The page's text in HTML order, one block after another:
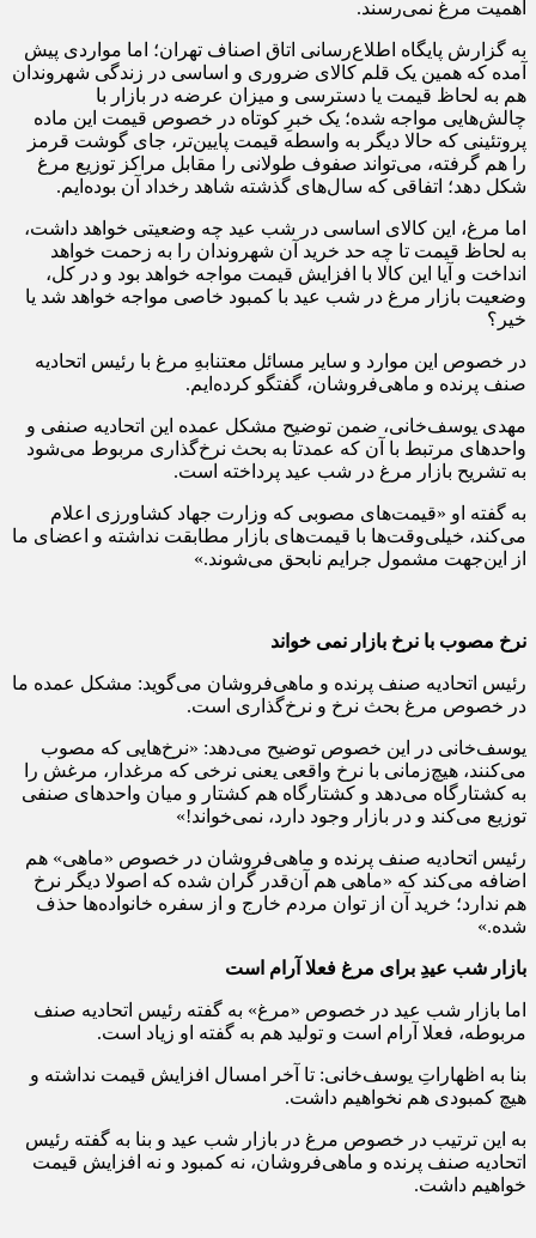
اهمیت مرغ نمی‌رسند.
به گزارش پایگاه اطلاع‌رسانی اتاق اصناف تهران؛ اما مواردی پیش
آمده که همین یک قلم کالای ضروری و اساسی در زندگی شهروندان
هم به لحاظ قیمت یا دسترسی و میزان عرضه در بازار با
چالش‌هایی مواجه شده؛ یک خبرِ کوتاه در خصوص قیمت این ماده
پروتئینی که حالا دیگر به واسطه قیمت پایین‌تر، جای گوشت قرمز
را هم گرفته، می‌تواند صفوف طولانی را مقابل مراکز توزیع مرغ
شکل دهد؛ اتفاقی که سال‌های گذشته شاهد رخداد آن بوده‌ایم.
اما مرغ، این کالای اساسی در شب عید چه وضعیتی خواهد داشت،
به لحاظ قیمت تا چه‌ حد خرید آن شهروندان را به زحمت خواهد
انداخت و آیا این کالا با افزایش قیمت مواجه خواهد بود و در کل،
وضعیت بازار مرغ در شب عید با کمبود خاصی مواجه خواهد شد یا
خیر؟
در خصوص این موارد و سایر مسائل معتنابهِ مرغ با رئیس اتحادیه
صنف پرنده و ماهی‌فروشان، گفتگو کرده‌ایم.
مهدی یوسف‌خانی، ضمن توضیح مشکل عمده این اتحادیه صنفی و
واحدهای مرتبط با آن که عمدتا به بحث نرخ‌گذاری مربوط می‌شود
به تشریح بازار مرغ در شب عید پرداخته است.
به گفته او «قیمت‌های مصوبی که وزارت جهاد کشاورزی اعلام
می‌کند، خیلی‌وقت‌ها با قیمت‌های بازار مطابقت نداشته و اعضای ما
از این‌جهت مشمول جرایم نابحق می‌شوند.»
نرخ‌ مصوب با نرخ‌ بازار نمی خواند
رئیس اتحادیه صنف پرنده و ماهی‌فروشان می‌گوید: مشکل عمده ما
در خصوص مرغ بحث نرخ و نرخ‌گذاری است.
یوسف‌خانی در این خصوص توضیح می‌دهد: «نرخ‌هایی که مصوب
می‌کنند، هیچ‌زمانی با نرخ واقعی یعنی نرخی که مرغدار، مرغش را
به کشتارگاه می‌دهد و کشتارگاه هم کشتار و میان واحدهای صنفی
توزیع می‌کند و در بازار وجود دارد، نمی‌خواند!»
رئیس اتحادیه صنف پرنده و ماهی‌فروشان در خصوص «ماهی» هم
اضافه می‌کند که «ماهی هم آن‌قدر گران شده که اصولا دیگر نرخ
هم ندارد؛ خرید آن از توان مردم خارج و از سفره خانواده‌ها حذف
شده.»
بازار شب عیدِ برای مرغ فعلا آرام است
اما بازار شب عید در خصوص «مرغ» به گفته رئیس اتحادیه صنف
مربوطه، فعلا آرام است و تولید هم به گفته او زیاد است.
بنا به اظهاراتِ یوسف‌خانی: تا آخر امسال افزایش قیمت نداشته و
هیچ کمبودی هم نخواهیم داشت.
به این ترتیب در خصوص مرغ در بازار شب عید و بنا به گفته رئیس
اتحادیه صنف پرنده و ماهی‌فروشان، نه کمبود و نه افزایش قیمت
خواهیم داشت.